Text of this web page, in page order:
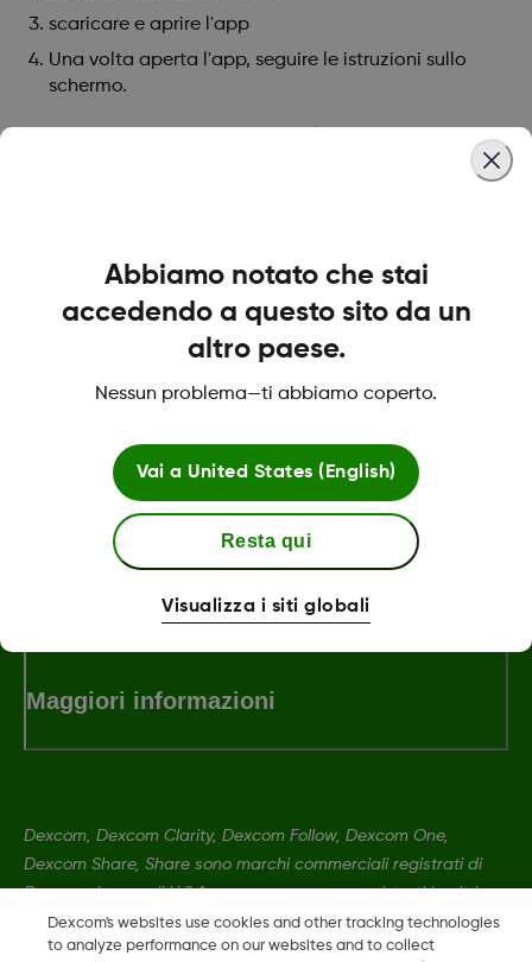
scaricare e aprire l'app
Una volta aperta l'app, seguire le istruzioni sullo
schermo.
Was this article helpful?
LBL-1005393 Rev001
Maggiori informazioni
Dexcom, Dexcom Clarity, Dexcom Follow, Dexcom One,
Dexcom Share, Share sono marchi commerciali registrati di
Dexcom, Inc. negli U.S.A. e possono essere registrati in altri
paesi.Dexcom's websites use cookies and other tracking technologies
to analyze performance on our websites and to collect
Abbiamo notato che stai
accedendo a questo sito da un
altro paese.
Nessun problema—ti abbiamo coperto.
Vai a United States (English)
Resta qui
Visualizza i siti globali